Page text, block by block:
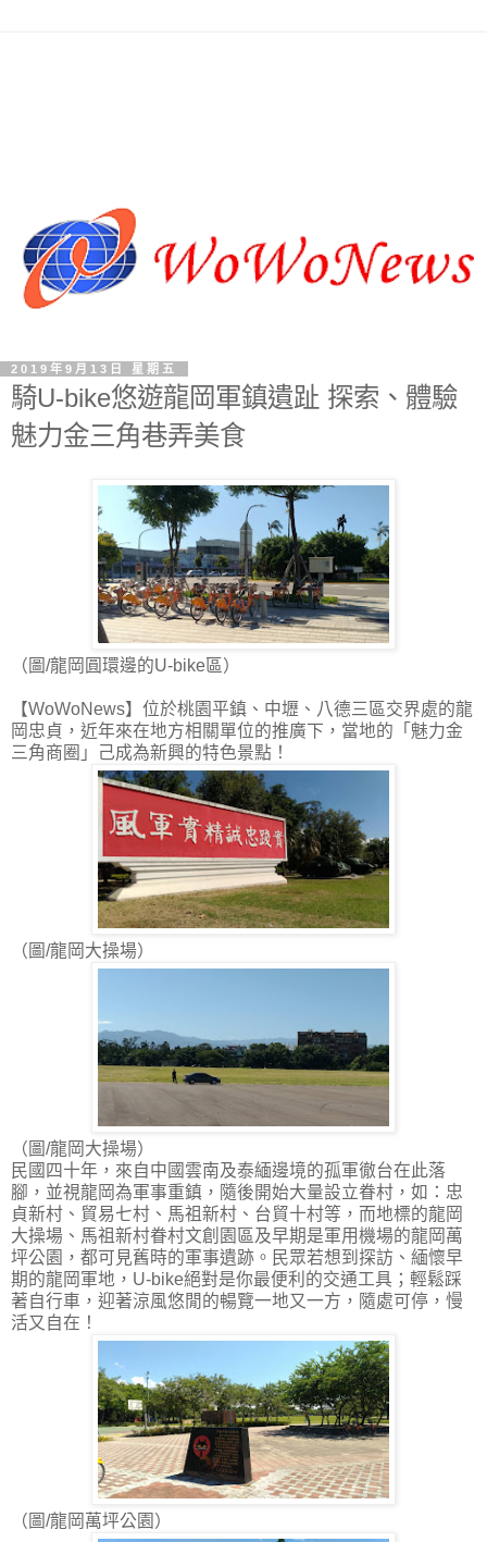
2019年9月13日 星期五
騎U-bike悠遊龍岡軍鎮遺趾 探索、體驗
魅力金三角巷弄美食
（圖/龍岡圓環邊的U-bike區）
【WoWoNews】位於桃園平鎮、中壢、八德三區交界處的龍
岡忠貞，近年來在地方相關單位的推廣下，當地的「魅力金
三角商圈」己成為新興的特色景點！
（圖/龍岡大操場）
（圖/龍岡大操場）
民國四十年，來自中國雲南及泰緬邊境的孤軍徹台在此落
腳，並視龍岡為軍事重鎮，隨後開始大量設立眷村，如：忠
貞新村、貿易七村、馬祖新村、台貿十村等，而地標的龍岡
大操場、馬祖新村眷村文創園區及早期是軍用機場的龍岡萬
坪公園，都可見舊時的軍事遺跡。民眾若想到探訪、緬懷早
期的龍岡軍地，U-bike絕對是你最便利的交通工具；輕鬆踩
著自行車，迎著涼風悠閒的暢覽一地又一方，隨處可停，慢
活又自在！
（圖/龍岡萬坪公園）